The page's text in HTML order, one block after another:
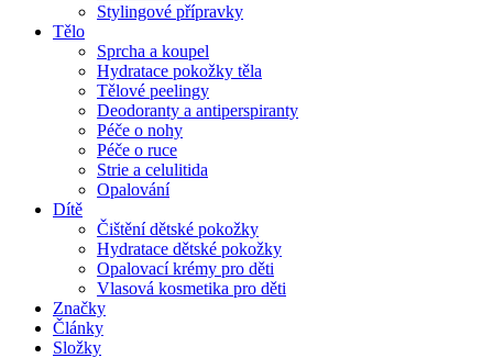
Stylingové přípravky
Tělo
Sprcha a koupel
Hydratace pokožky těla
Tělové peelingy
Deodoranty a antiperspiranty
Péče o nohy
Péče o ruce
Strie a celulitida
Opalování
Dítě
Čištění dětské pokožky
Hydratace dětské pokožky
Opalovací krémy pro děti
Vlasová kosmetika pro děti
Značky
Články
Složky